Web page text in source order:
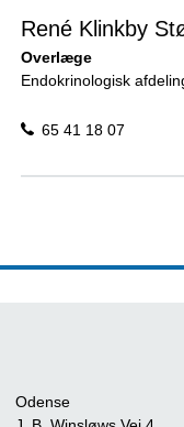
René Klinkby
Overlæge
Endokrinologisk
65 41 18 07
Odense